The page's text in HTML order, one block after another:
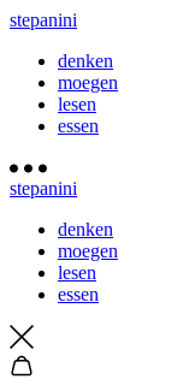
stepanini
denken
moegen
lesen
essen
stepanini
denken
moegen
lesen
essen